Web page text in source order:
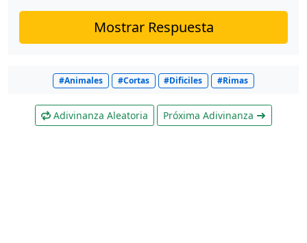
Mostrar Respuesta
#Animales #Cortas #Dificiles #Rimas
Adivinanza Aleatoria Próxima Adivinanza